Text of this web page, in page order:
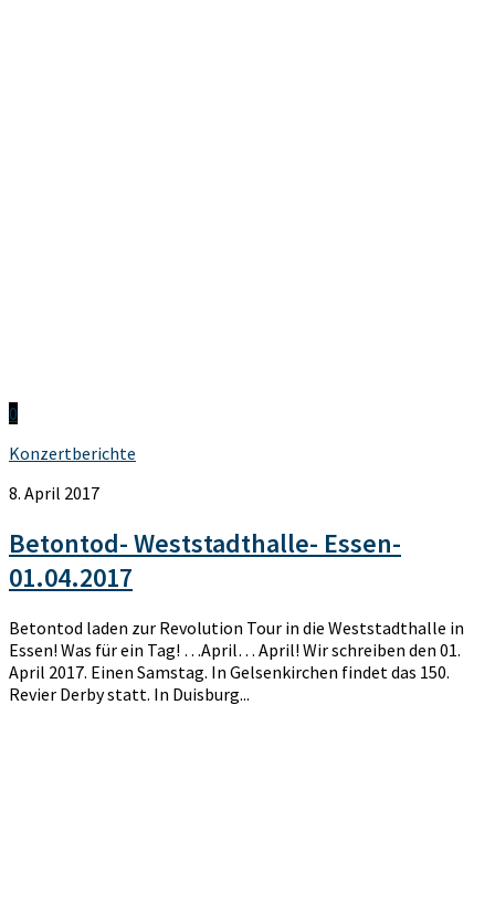
0
Konzertberichte
8. April 2017
Betontod- Weststadthalle- Essen-
01.04.2017
Betontod laden zur Revolution Tour in die Weststadthalle in
Essen! Was für ein Tag! …April… April! Wir schreiben den 01.
April 2017. Einen Samstag. In Gelsenkirchen findet das 150.
Revier Derby statt. In Duisburg...